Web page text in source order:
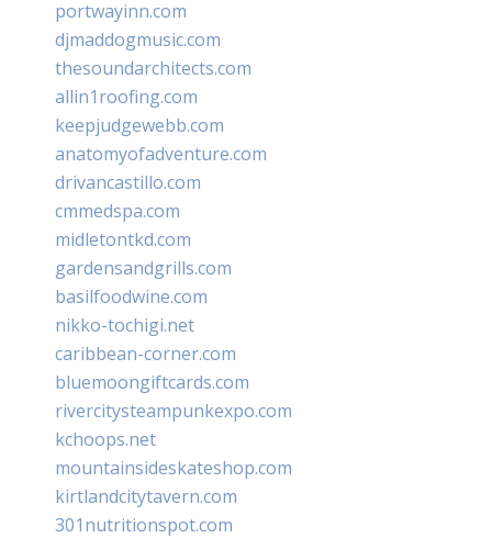
portwayinn.com
djmaddogmusic.com
thesoundarchitects.com
allin1roofing.com
keepjudgewebb.com
anatomyofadventure.com
drivancastillo.com
cmmedspa.com
midletontkd.com
gardensandgrills.com
basilfoodwine.com
nikko-tochigi.net
caribbean-corner.com
bluemoongiftcards.com
rivercitysteampunkexpo.com
kchoops.net
mountainsideskateshop.com
kirtlandcitytavern.com
301nutritionspot.com